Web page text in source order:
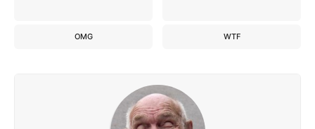
OMG WTF